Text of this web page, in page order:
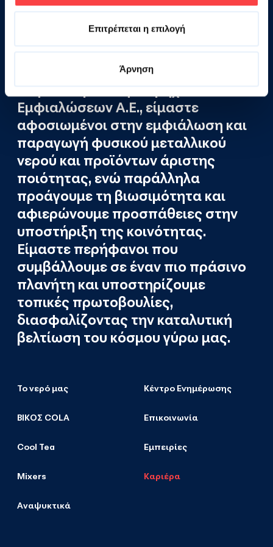
Επιτρέπεται η επιλογή
Άρνηση
Εμφιαλώσεων Α.Ε., είμαστε
αφοσιωμένοι στην εμφιάλωση και
παραγωγή φυσικού μεταλλικού
νερού και προϊόντων άριστης
ποιότητας, ενώ παράλληλα
προάγουμε τη βιωσιμότητα και
αφιερώνουμε προσπάθειες στην
υποστήριξη της κοινότητας.
Είμαστε περήφανοι που
συμβάλλουμε σε έναν πιο πράσινο
πλανήτη και υποστηρίζουμε
τοπικές πρωτοβουλίες,
διασφαλίζοντας την καταλυτική
βελτίωση του κόσμου γύρω μας.
Το νερό μας
ΒΙΚΟΣ COLA
Cool Tea
Mixers
Αναψυκτικά
Κέντρο Ενημέρωσης
Επικοινωνία
Εμπειρίες
Καριέρα